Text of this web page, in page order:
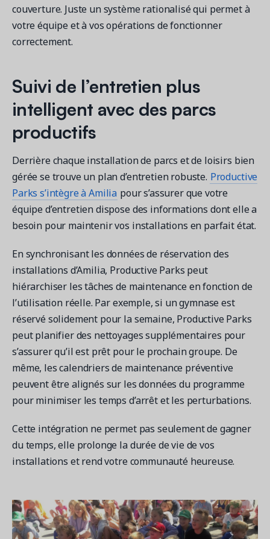
couverture. Juste un système rationalisé qui permet à
votre équipe et à vos opérations de fonctionner
correctement.
Suivi de l’entretien plus
intelligent avec des parcs
productifs
Derrière chaque installation de parcs et de loisirs bien
gérée se trouve un plan d’entretien robuste. Productive
Parks s’intègre à Amilia pour s’assurer que votre
équipe d’entretien dispose des informations dont elle a
besoin pour maintenir vos installations en parfait état.
En synchronisant les données de réservation des
installations d’Amilia, Productive Parks peut
hiérarchiser les tâches de maintenance en fonction de
l’utilisation réelle. Par exemple, si un gymnase est
réservé solidement pour la semaine, Productive Parks
peut planifier des nettoyages supplémentaires pour
s’assurer qu’il est prêt pour le prochain groupe. De
même, les calendriers de maintenance préventive
peuvent être alignés sur les données du programme
pour minimiser les temps d’arrêt et les perturbations.
Cette intégration ne permet pas seulement de gagner
du temps, elle prolonge la durée de vie de vos
installations et rend votre communauté heureuse.